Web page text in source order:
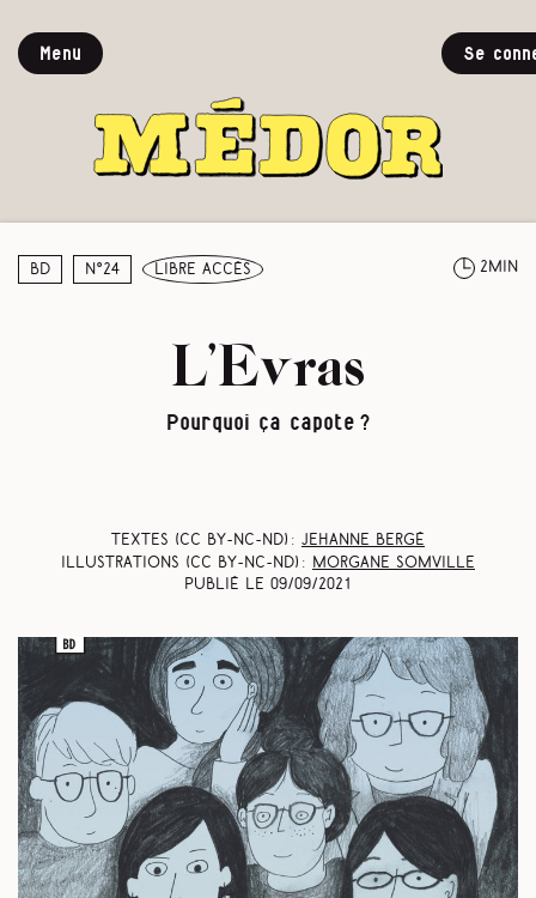
Menu Se
BD N°24 libre accès 2min
L’Evras
Pourquoi ça capote ?
Textes (CC BY-NC-ND) : Jehanne Bergé
Illustrations (CC BY-NC-ND) :
Morgane Somville
Publié le 09/09/2021